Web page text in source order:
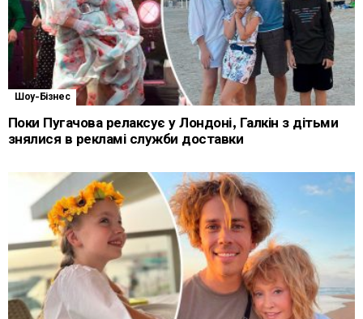
Шоу-Бізнес
Поки Пугачова релаксує у Лондоні, Галкін з дітьми
знялися в рекламі служби доставки